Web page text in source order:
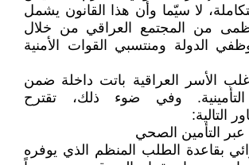
لا سيّما وأن هذا القانون يشمل
من المجتمع العراقي من خلال
الدولة ومنتسبي القوات الأمنية
الأسر العراقية باتت داخلة ضمن
التأمينية. وفي ضوء ذلك، تقترح
التالية:
عبر التأمين الصحي
بقاعدة الطلب المنظم الذي يوفره